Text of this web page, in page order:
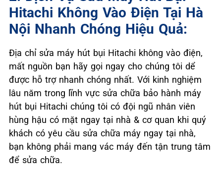
Hitachi Không Vào Điện Tại Hà
Nội Nhanh Chóng Hiệu Quả:
Địa chỉ sửa máy hút bụi Hitachi không vào điện,
mất nguồn bạn hãy gọi ngay cho chúng tôi dể
được hỗ trợ nhanh chóng nhất. Với kinh nghiệm
lâu năm trong lĩnh vực sửa chữa bảo hành máy
hút bụi Hitachi chúng tôi có đội ngũ nhân viên
hùng hậu có mặt ngay tại nhà & cơ quan khi quý
khách có yêu cầu sửa chữa máy ngay tại nhà,
bạn không phải mang vác máy đến tận trung tâm
để sửa chữa.